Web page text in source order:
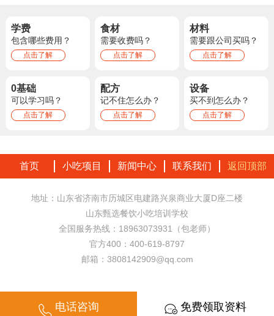
学费
包含哪些费用？
点击了解
食材
需要收费吗？
点击了解
材料
需要跟公司买吗？
点击了解
0基础
可以学习吗？
点击了解
配方
记不住怎么办？
点击了解
设备
买不到怎么办？
点击了解
首页 小吃项目 新闻中心 联系我们 返回顶部
地址：山东省济南市历城区电建路兴泉商业大厦D座二楼
山东甄选餐饮小吃培训学校
全国服务热线：18963073931（包老师）
官方400：400-619-8797
邮箱：3808142909@qq.com
电话咨询 免费领取资料